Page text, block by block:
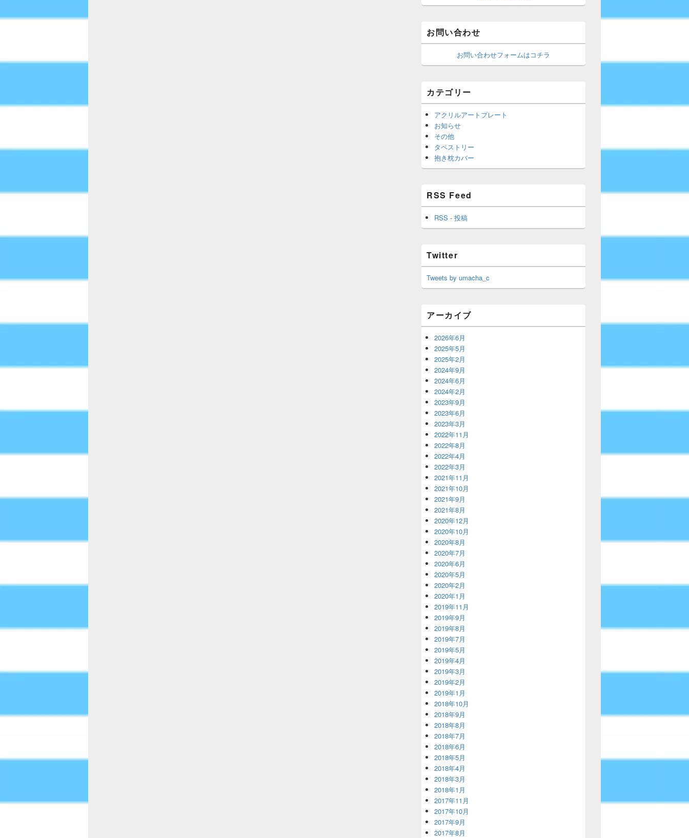
お問い合わせ
お問い合わせフォームはコチラ
カテゴリー
アクリルアートプレート
お知らせ
その他
タペストリー
抱き枕カバー
RSS Feed
RSS - 投稿
Twitter
Tweets by umacha_c
アーカイブ
2026年6月
2025年5月
2025年2月
2024年9月
2024年6月
2024年2月
2023年9月
2023年6月
2023年3月
2022年11月
2022年8月
2022年4月
2022年3月
2021年11月
2021年10月
2021年9月
2021年8月
2020年12月
2020年10月
2020年8月
2020年7月
2020年6月
2020年5月
2020年2月
2020年1月
2019年11月
2019年9月
2019年8月
2019年7月
2019年5月
2019年4月
2019年3月
2019年2月
2019年1月
2018年10月
2018年9月
2018年8月
2018年7月
2018年6月
2018年5月
2018年4月
2018年3月
2018年1月
2017年11月
2017年10月
2017年9月
2017年8月